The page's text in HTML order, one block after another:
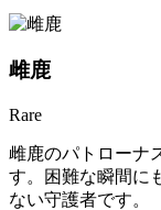
雌鹿
Rare
雌鹿のパトローナ
す。困難な瞬間に
ない守護者です。